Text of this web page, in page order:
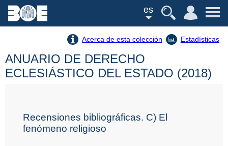
es
Acerca de esta colección Estadísticas
ANUARIO DE DERECHO
ECLESIÁSTICO DEL ESTADO (2018)
Recensiones bibliográficas. C) El
fenómeno religioso